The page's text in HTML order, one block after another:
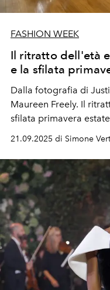
FASHION WEEK
Il ritratto dell'età
e la sfilata
Dalla fotografia di
Maureen Freely. Il
sfilata primavera
21.09.2025 di Simone